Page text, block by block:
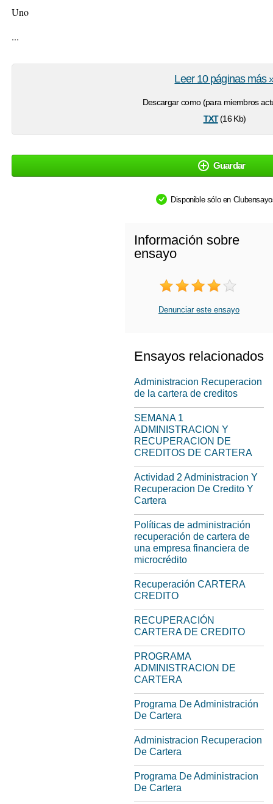
Uno
...
Descargar como (para miembros
txt(16 Kb)
Leer 10 páginas más
Guardar
Disponible sólo en
Información sobre
ensayo
Denunciar este ensayo
Ensayos relacionados
Administracion Recuperacion
de la cartera de creditos
SEMANA 1
ADMINISTRACION Y
RECUPERACION DE
CREDITOS DE CARTERA
Actividad 2 Administracion Y
Recuperacion De Credito Y
Cartera
Políticas de administración
recuperación de cartera de
una empresa financiera de
microcrédito
Recuperación CARTERA
CREDITO
RECUPERACIÓN
CARTERA DE CREDITO
PROGRAMA
ADMINISTRACION DE
CARTERA
Programa De Administración
De Cartera
Administracion Recuperacion
De Cartera
Programa De Administracion
De Cartera